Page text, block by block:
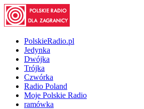
PolskieRadio.pl
Jedynka
Dwójka
Trójka
Czwórka
Radio Poland
Moje Polskie Radio
ramówka